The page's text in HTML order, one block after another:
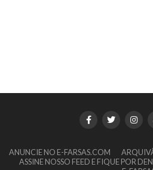
ANUNCIE NO E-FARSAS.COM
ASSINE NOSSO FEED E FIQUE POR